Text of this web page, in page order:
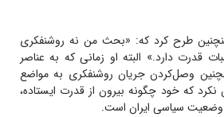
طرح کرد که: «بحث من نه روشنفکری
قدرت دارد.» البته او زمانی که به عناصر
وصل‌کردن جریان روشنفکری به مواضع
که خود چگونه بیرون از قدرت ایستاده،
وضعیت سیاسی ایران است.